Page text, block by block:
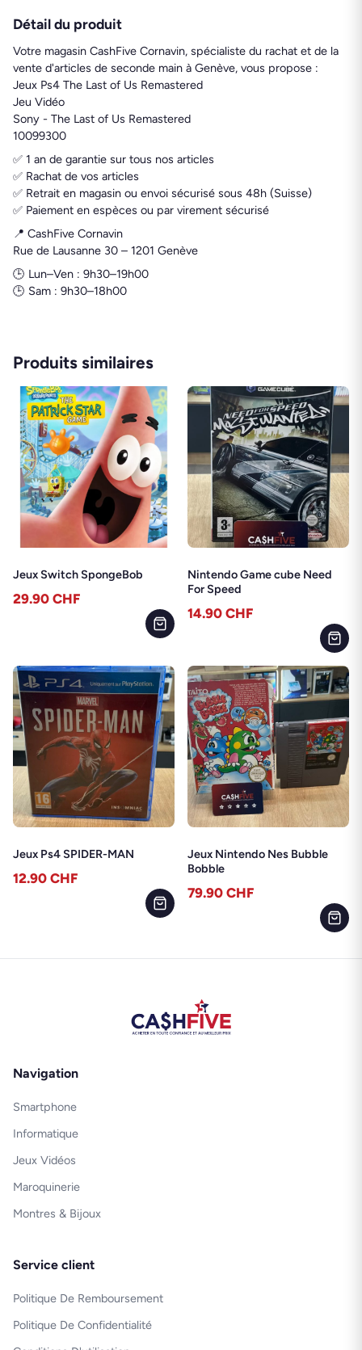
Détail du produit
Votre magasin CashFive Cornavin, spécialiste du rachat et de la
vente d'articles de seconde main à Genève, vous propose :
Jeux Ps4 The Last of Us Remastered
Jeu Vidéo
Sony - The Last of Us Remastered
10099300
✅ 1 an de garantie sur tous nos articles
✅ Rachat de vos articles
✅ Retrait en magasin ou envoi sécurisé sous 48h (Suisse)
✅ Paiement en espèces ou par virement sécurisé
📍 CashFive Cornavin
Rue de Lausanne 30 – 1201 Genève
🕒 Lun–Ven : 9h30–19h00
🕒 Sam : 9h30–18h00
Produits similaires
Jeux Switch SpongeBob
29.90 CHF
Nintendo Game cube Need
For Speed
14.90 CHF
Jeux Ps4 SPIDER-MAN
12.90 CHF
Jeux Nintendo Nes Bubble
Bobble
79.90 CHF
Navigation
Smartphone
Informatique
Jeux Vidéos
Maroquinerie
Montres & Bijoux
Service client
Politique De Remboursement
Politique De Confidentialité